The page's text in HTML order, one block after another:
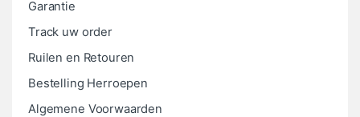
Garantie
Track uw order
Ruilen en Retouren
Bestelling Herroepen
Algemene Voorwaarden